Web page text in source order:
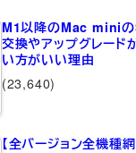
M1以降のMac miniの
交換やアップグレー
い方がいい理由
(23,640)
【全バージョン全機種